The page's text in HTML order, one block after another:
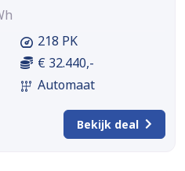
218 PK
€ 32.440,-
Automaat
Bekijk deal